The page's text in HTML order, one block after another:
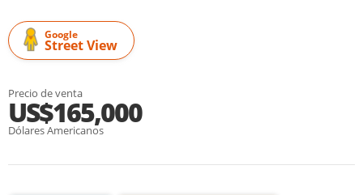
Google
Street View
Precio de venta
US$165,000
Dólares Americanos